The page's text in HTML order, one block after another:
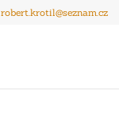
robert.krotil@seznam.cz